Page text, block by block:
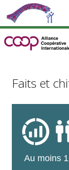
Faits et
Au moins